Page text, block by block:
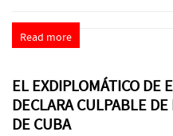
Read more
EL EXDIPLOMÁTICO DE
DECLARA CULPABLE
DE CUBA